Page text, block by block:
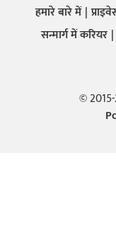
हमारे बारे में
सन्मार्ग में करियर
©